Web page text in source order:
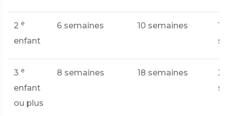
2 e
enfant
6 semaines 10 semaines
16
3 e
enfant
ou plus
8 semaines 18 semaines